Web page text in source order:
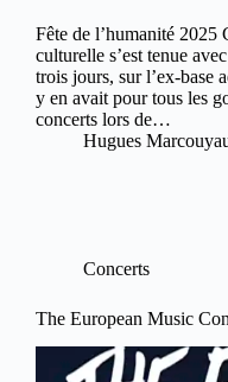
Fête de l’humanité 2025
culturelle s’est tenue
trois jours, sur l’ex-base
y en avait pour tous les
concerts lors de…
Hugues
Concerts
The European Music